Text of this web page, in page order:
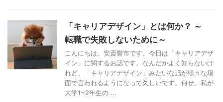
「キャリアデザイン」とは何か？ ～
転職で失敗しないために～
こんにちは、安斎響市です。今日は「キャリアデザ
イン」に関するお話です。なんだかよく知らないけ
れど、「キャリアデザイン」みたいな話が様々な場
面で言われるようになって久しいです。何せ、私が
大学1~2年生の ...